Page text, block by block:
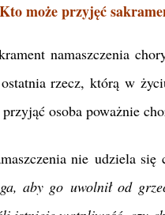
może przyjęć
namaszczenia
rzecz, którą w
osoba poważnie
nie udziela się
aby go uwolnił od